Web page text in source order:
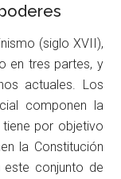
(siglo XVII),
en tres partes, y
actuales. Los
componen la
por objetivo
la Constitución
este conjunto de